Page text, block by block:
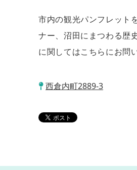
市内の観光パンフレット
ナー、沼田にまつわる歴
に関してはこちらにお問
西倉内町2889-3